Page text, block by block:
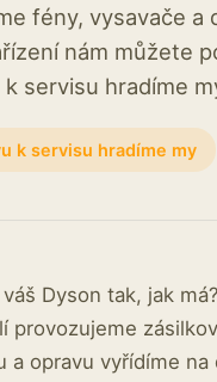
fény, vysavače a
nám můžete
servisu hradíme
k servisu hradíme my
Dyson tak, jak
provozujeme
a opravu vyřídíme na